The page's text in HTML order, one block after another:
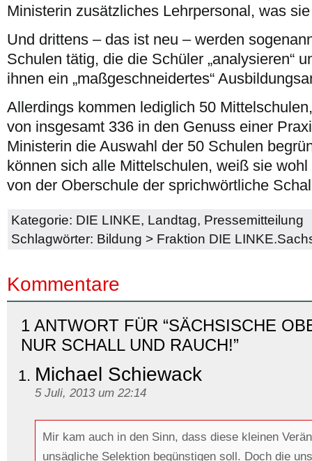
Ministerin zusätzliches Lehrpersonal, was
Und drittens – das ist neu – werden
Schulen tätig, die die Schüler „analysieren“
ihnen ein „maßgeschneidertes“
Allerdings kommen lediglich 50
von insgesamt 336 in den Genuss einer
Ministerin die Auswahl der 50 Schulen
können sich alle Mittelschulen, weiß sie
von der Oberschule der sprichwörtliche
Kategorie: DIE LINKE, Landtag, Pressemitteilung
Schlagwörter: Bildung > Fraktion DIE
Kommentare
1 ANTWORT FÜR “SÄCHSISCHE
NUR SCHALL UND RAUCH!”
Michael Schiewack
5 Juli, 2013 um 22:14
Mir kam auch in den Sinn, dass diese kleinen
unsägliche Selektion begünstigen soll. Doch die